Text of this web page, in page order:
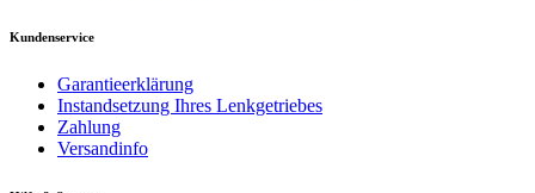
Kundenservice
Garantieerklärung
Instandsetzung Ihres Lenkgetriebes
Zahlung
Versandinfo